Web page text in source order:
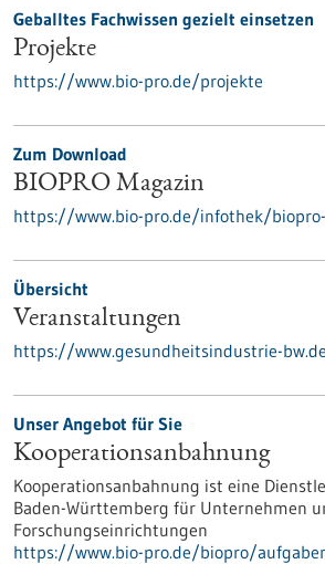
Geballtes Fachwissen gezielt einsetzen
Projekte
https://www.bio-pro.de/projekte
Zum Download
BIOPRO Magazin
https://www.bio-pro.de/infothek/
Übersicht
Veranstaltungen
https://www.gesundheitsindustrie-
Unser Angebot für Sie
Kooperationsanbahnung
Kooperationsanbahnung ist eine
Baden-Württemberg für Unternehmen
Forschungseinrichtungen
https://www.bio-pro.de/biopro/